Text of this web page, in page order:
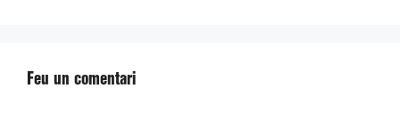
Feu un comentari